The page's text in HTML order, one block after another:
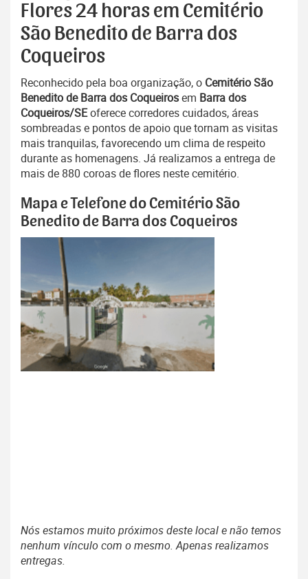
Flores 24 horas em Cemitério
São Benedito de Barra dos
Coqueiros
Reconhecido pela boa organização, o Cemitério São
Benedito de Barra dos Coqueirosem Barra dos
Coqueiros/SEoferece corredores cuidados, áreas
sombreadas e pontos de apoio que tornam as visitas
mais tranquilas, favorecendo um clima de respeito
durante as homenagens. Já realizamos a entrega de
mais de 880 coroas de flores neste cemitério.
Mapa e Telefone do Cemitério São
Benedito de Barra dos Coqueiros
Nós estamos muito próximos deste local e não temos
nenhum vínculo com o mesmo. Apenas realizamos
entregas.